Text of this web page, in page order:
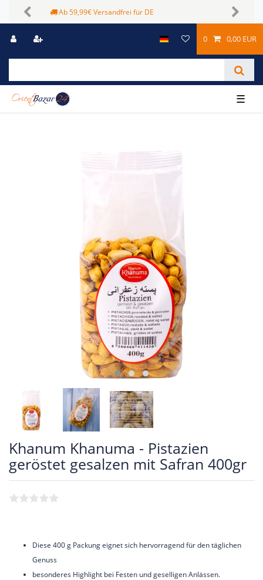
Sichere Zahlungsmöglichkeiten
Previous Next
0 0,00 EUR
☰
Khanum Khanuma - Pistazien
geröstet gesalzen mit Safran 400gr
Diese 400 g Packung eignet sich hervorragend für den täglichen
Genuss
besonderes Highlight bei Festen und geselligen Anlässen.